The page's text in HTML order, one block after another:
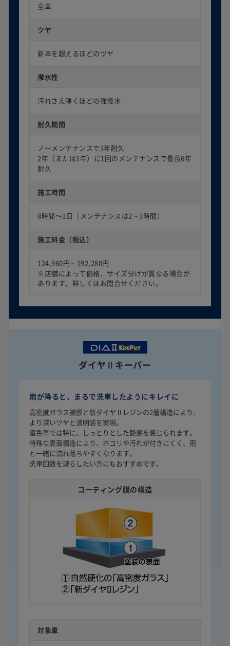
全車
ツヤ
新車を超えるほどのツヤ
撥水性
汚れさえ弾くほどの強撥水
耐久期間
ノーメンテナンスで3年耐久
2年（または1年）に1回のメンテナンスで最長6年
耐久
施工時間
8時間〜1日（メンテナンスは2～3時間）
施工料金（税込）
124,960円～192,280円
※店舗によって価格、サイズ分けが異なる場合が
あります。詳しくはお問合せください。
ダイヤⅡキーパー
雨が降ると、まるで洗車したようにキレイに
高密度ガラス被膜と新ダイヤⅡレジンの2層構造により、
より深いツヤと透明感を実現。
濃色車では特に、しっとりとした艶感を感じられます。
特殊な表面構造により、ホコリや汚れが付きにくく、雨
と一緒に流れ落ちやすくなります。
洗車回数を減らしたい方にもおすすめです。
コーティング膜の構造
対象車